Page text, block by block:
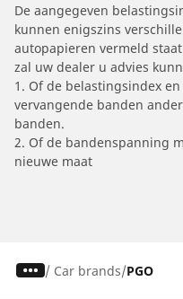
De aangegeven
kunnen enigszins
autopapieren vermeld
zal uw dealer u advies
1. Of de belastingsindex
vervangende banden
banden.
2. Of de bandenspanning
nieuwe maat
/ Car brands PGO